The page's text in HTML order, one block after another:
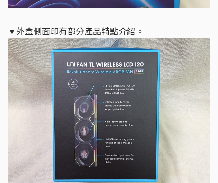
▼外盒側面印有部分產品特點介紹。